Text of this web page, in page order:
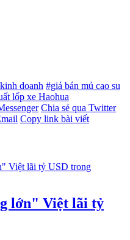
doanh #giá bán mủ cao su
lốp xe Haohua
Chia sẻ qua Twitter
Copy link bài viết
lớn" Việt lãi tỷ